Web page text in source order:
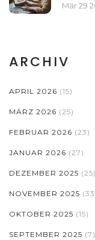
Mär 29
ARCHIV
APRIL 2026 (15)
MÄRZ 2026 (25)
FEBRUAR 2026 (23)
JANUAR 2026 (27)
DEZEMBER 2025 (25)
NOVEMBER 2025
OKTOBER 2025 (15)
SEPTEMBER 2025 (7)